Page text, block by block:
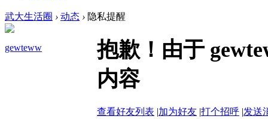
武大生活圈 › 动态 › 隐私提醒
gewteww
抱歉！由于
内容
查看好友列表 |加为好友 |打个招呼 |发送